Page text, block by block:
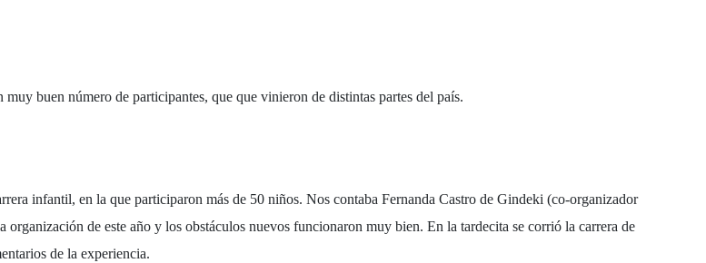
buen número de participantes, que que vinieron de distintas partes del país.
infantil, en la que participaron más de 50 niños. Nos contaba Fernanda Castro de Gindeki (co-organizador
de este año y los obstáculos nuevos funcionaron muy bien. En la tardecita se corrió la carrera de
de la experiencia.